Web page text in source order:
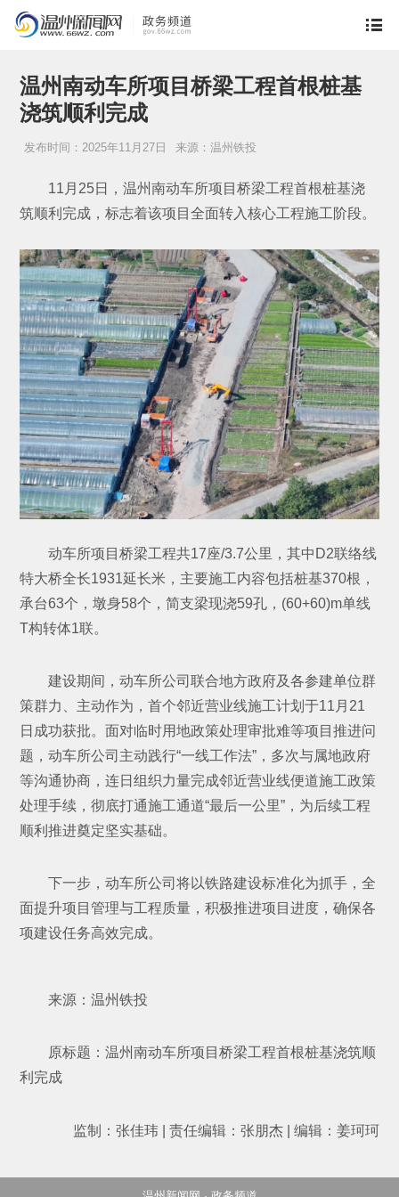
温州南动车所项目桥梁工程首根桩基
浇筑顺利完成
发布时间：2025年11月27日 来源：温州铁投
11月25日，温州南动车所项目桥梁工程首根桩基浇
筑顺利完成，标志着该项目全面转入核心工程施工阶段。
动车所项目桥梁工程共17座/3.7公里，其中D2联络线
特大桥全长1931延长米，主要施工内容包括桩基370根，
承台63个，墩身58个，简支梁现浇59孔，(60+60)m单线
T构转体1联。
建设期间，动车所公司联合地方政府及各参建单位群
策群力、主动作为，首个邻近营业线施工计划于11月21
日成功获批。面对临时用地政策处理审批难等项目推进问
题，动车所公司主动践行“一线工作法”，多次与属地政府
等沟通协商，连日组织力量完成邻近营业线便道施工政策
处理手续，彻底打通施工通道“最后一公里”，为后续工程
顺利推进奠定坚实基础。
下一步，动车所公司将以铁路建设标准化为抓手，全
面提升项目管理与工程质量，积极推进项目进度，确保各
项建设任务高效完成。
来源：温州铁投
原标题：温州南动车所项目桥梁工程首根桩基浇筑顺
利完成
监制：张佳玮 | 责任编辑：张朋杰 | 编辑：姜珂珂